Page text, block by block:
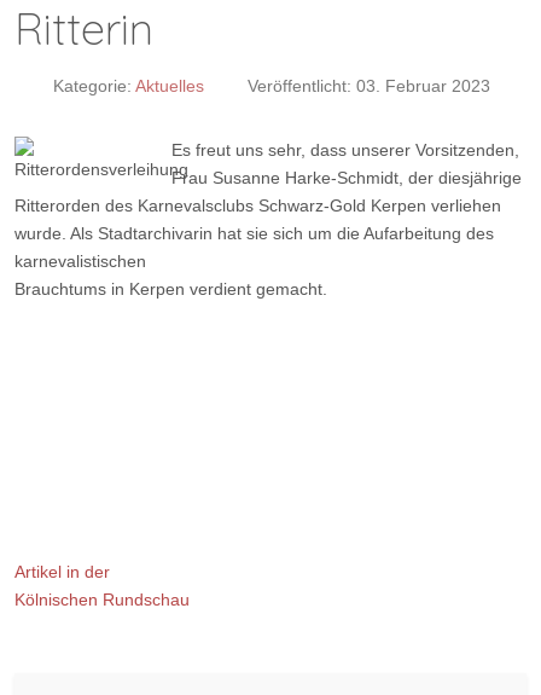
Ritterin
Kategorie: Aktuelles Veröffentlicht: 03. Februar 2023
Es freut uns sehr, dass unserer Vorsitzenden,
Frau Susanne Harke-Schmidt, der diesjährige
Ritterorden des Karnevalsclubs Schwarz-Gold Kerpen verliehen
wurde. Als Stadtarchivarin hat sie sich um die Aufarbeitung des
karnevalistischen
Brauchtums in Kerpen verdient gemacht.
Artikel in der
Kölnischen Rundschau